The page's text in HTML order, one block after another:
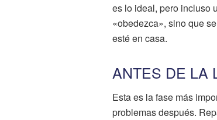
es lo ideal, pero incluso
«obedezca», sino que
esté en casa.
ANTES DE LA
Esta es la fase más
problemas después.